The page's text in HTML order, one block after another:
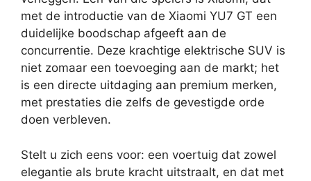
met de introductie van de Xiaomi YU7 GT een
duidelijke boodschap afgeeft aan de
concurrentie. Deze krachtige elektrische SUV is
niet zomaar een toevoeging aan de markt; het
is een directe uitdaging aan premium merken,
met prestaties die zelfs de gevestigde orde
doen verbleven.
Stelt u zich eens voor: een voertuig dat zowel
elegantie als brute kracht uitstraalt, en dat met